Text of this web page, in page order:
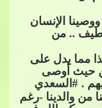
ووصينا اﻹنسان
لطيف .. من
مما يدل على
حيث أوصى
.​​ #السعدي
من والدينا -رغم